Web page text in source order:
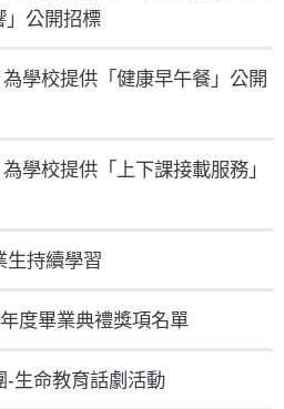
」公開招標
學校提供「健康早午餐」公開
學校提供「上下課接載服務」
生持續學習
度畢業典禮獎項名單
-生命教育話劇活動